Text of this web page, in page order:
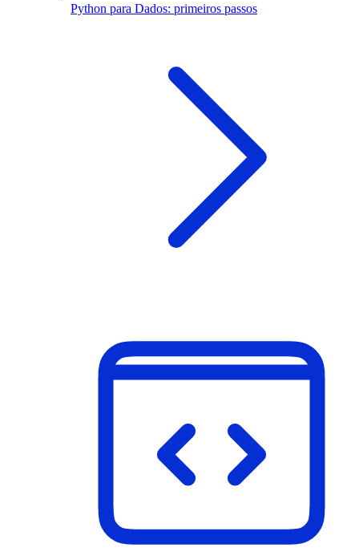
Python para Dados: primeiros passos